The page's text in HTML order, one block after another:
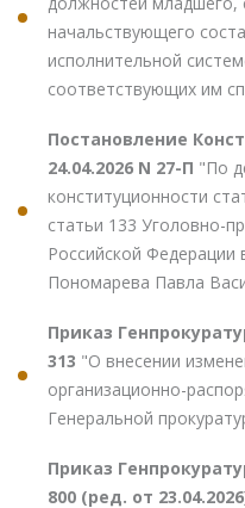
начальствующего
исполнительной
соответствующих им
Постановление
24.04.2026 N 27-П "По
конституционности
статьи 133 Уголовно-
Российской
Пономарева Павла
Приказ
313 "О внесении
организационно-
Генеральной
Приказ
800 (ред. от